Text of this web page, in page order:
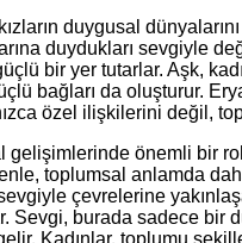
duygusal
duydukları sevgiyle
bir yer tutarlar. Aşk,
bağları da oluşturur.
özel ilişkilerini değil,
gelişimlerinde önemli bir
toplumsal anlamda
çevrelerine
Sevgi, burada sadece bir
Kadınlar, toplumu